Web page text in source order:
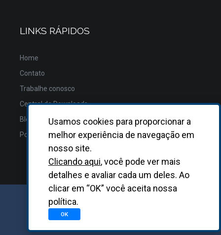
LINKS RÁPIDOS
Home
Contato
Trabalhe conosco
Central de Downloads
Blog
Política de Privacidade
GRUPO BIOSYS KOVALENT |
Usamos cookies para proporcionar a
melhor experiência de navegação em
nosso site.
Clicando aqui, você pode ver mais
detalhes e avaliar cada um deles. Ao
clicar em “OK” você aceita nossa
política.
OK